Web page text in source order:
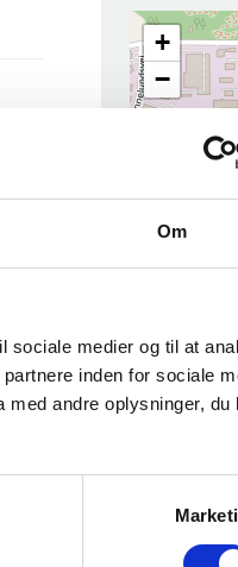
Om
sociale medier og til at
inden for sociale
andre oplysninger, du